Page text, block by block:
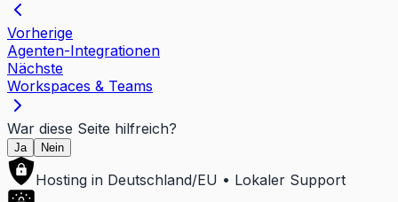
Vorherige
Agenten-Integrationen
Nächste
Workspaces & Teams
War diese Seite hilfreich?
Ja Nein
Hosting in Deutschland/EU • Lokaler Support